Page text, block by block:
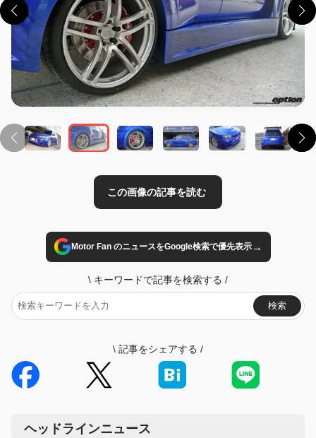
Motor Fan のニュースをGoogle検索で優先表示→
\ キーワードで記事を検索する /
検索
\ 記事をシェアする /
ヘッドラインニュース